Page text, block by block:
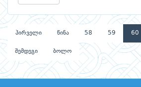
პირველი წინა 58 59 60
შემდეგი ბოლო